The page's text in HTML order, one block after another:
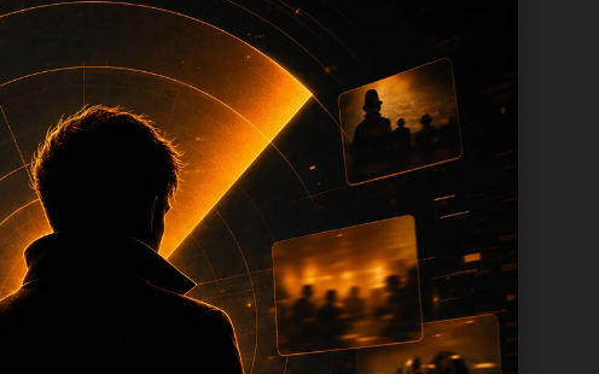
集展开，页面按照移动端浏览习惯整理标题、
最后通过上一篇、下一篇和热门推荐继续浏
。图片说明、文件名、alt 和 title 均围绕主关
坏图默认图兜底、标